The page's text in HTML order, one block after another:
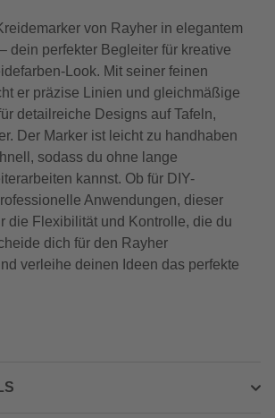
von Rayher in elegantem
dein perfekter Begleiter für kreative
Look. Mit seiner feinen
er präzise Linien und gleichmäßige
detailreiche Designs auf Tafeln,
Der Marker ist leicht zu handhaben
sodass du ohne lange
kannst. Ob für DIY-
Anwendungen, dieser
die Flexibilität und Kontrolle, die du
dich für den Rayher
verleihe deinen Ideen das perfekte